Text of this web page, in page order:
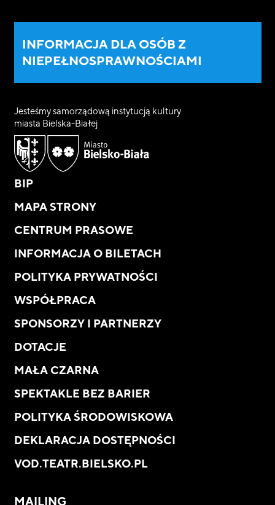
INFORMACJA DLA OSÓB Z
NIEPEŁNOSPRAWNOŚCIAMI
Jesteśmy samorządową instytucją kultury
miasta Bielska-Białej
BIP
MAPA STRONY
CENTRUM PRASOWE
INFORMACJA O BILETACH
POLITYKA PRYWATNOŚCI
WSPÓŁPRACA
SPONSORZY I PARTNERZY
DOTACJE
MAŁA CZARNA
SPEKTAKLE BEZ BARIER
POLITYKA ŚRODOWISKOWA
DEKLARACJA DOSTĘPNOŚCI
VOD.TEATR.BIELSKO.PL
MAILING